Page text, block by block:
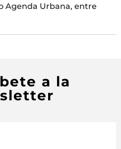
Agenda Urbana, entre
a la